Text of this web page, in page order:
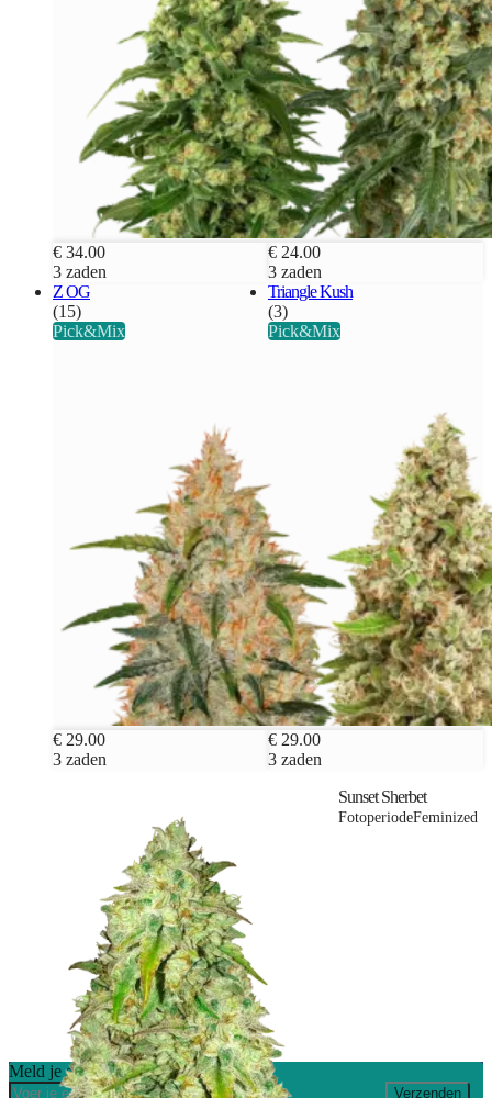
€ 34.00
3 zaden
€ 24.00
3 zaden
Z OG
(15)
Pick&Mix
€ 29.00
3 zaden
Triangle Kush
(3)
Pick&Mix
€ 29.00
3 zaden
Sunset Sherbet
FotoperiodeFeminized
Meld je aan en ontvang 10% korting
Verzenden